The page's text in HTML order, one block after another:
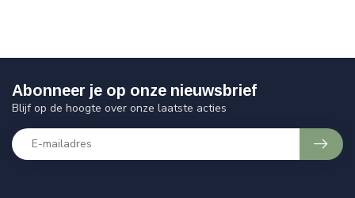
Abonneer je op onze nieuwsbrief
Blijf op de hoogte over onze laatste acties